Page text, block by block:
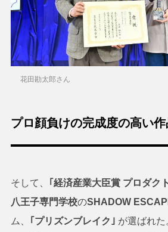
花田勘太郎さん
プロ顔負けの完成度の高い作
そして、 ｢経済産業大臣賞 プロダク
八王子専門学校のSHADOW
ム、
｢プリズンブレイク｣ が選ばれた